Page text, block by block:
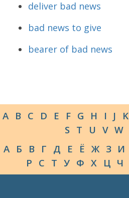
deliver bad news
bad news to give
bearer of bad news
A B C D E F G H I J K
S T U V W
А Б В Г Д Е Ё Ж З И
Р С Т У Ф Х Ц Ч